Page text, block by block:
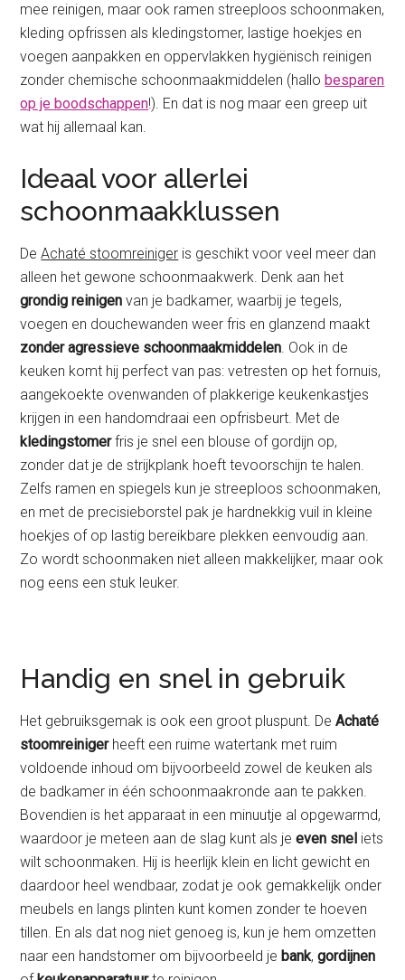
mee reinigen, maar ook ramen streeploos schoonmaken,
kleding opfrissen als kledingstomer, lastige hoekjes en
voegen aanpakken en oppervlakken hygiënisch reinigen
zonder chemische schoonmaakmiddelen (hallobesparen
op je boodschappen!). En dat is nog maar een greep uit
wat hij allemaal kan.
Ideaal voor allerlei
schoonmaakklussen
DeAchaté stoomreiniger is geschikt voor veel meer dan
alleen het gewone schoonmaakwerk. Denk aan het
grondig reinigenvan je badkamer, waarbij je tegels,
voegen en douchewanden weer fris en glanzend maakt
zonder agressieve schoonmaakmiddelen. Ook in de
keuken komt hij perfect van pas: vetresten op het fornuis,
aangekoekte ovenwanden of plakkerige keukenkastjes
krijgen in een handomdraai een opfrisbeurt. Met de
kledingstomerfris je snel een blouse of gordijn op,
zonder dat je de strijkplank hoeft tevoorschijn te halen.
Zelfs ramen en spiegels kun je streeploos schoonmaken,
en met de precisieborstel pak je hardnekkig vuil in kleine
hoekjes of op lastig bereikbare plekken eenvoudig aan.
Zo wordt schoonmaken niet alleen makkelijker, maar ook
nog eens een stuk leuker.
Handig en snel in gebruik
Het gebruiksgemak is ook een groot pluspunt. DeAchaté
stoomreinigerheeft een ruime watertank met ruim
voldoende inhoud om bijvoorbeeld zowel de keuken als
de badkamer in één schoonmaakronde aan te pakken.
Bovendien is het apparaat in een minuutje al opgewarmd,
waardoor je meteen aan de slag kunt als jeeven snel iets
wilt schoonmaken. Hij is heerlijk klein en licht gewicht en
daardoor heel wendbaar, zodat je ook gemakkelijk onder
meubels en langs plinten kunt komen zonder te hoeven
tillen. En als dat nog niet genoeg is, kun je hem omzetten
naar een handstomer om bijvoorbeeld je bank,gordijnen